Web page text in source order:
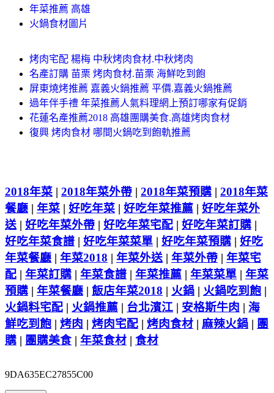
年菜推薦 高雄
火鍋食材圖片
烤肉宅配 楊梅 中秋烤肉食材.中秋烤肉
名產訂購 苗栗 烤肉食材.苗栗 海鮮吃到飽
屏東燒烤推薦 嘉義火鍋推薦 平價.嘉義火鍋推薦
過年伴手禮 年菜推薦人氣料理網上預訂哪家有促銷
花蓮名產推薦2018 高雄團購美食.高雄烤肉食材
復興 烤肉食材 哪間火鍋吃到飽軌推薦
2018年菜 | 2018年菜外帶 | 2018年菜預購 | 2018年菜
餐廳 | 年菜 | 好吃年菜 | 好吃年菜推薦 | 好吃年菜外
送 | 好吃年菜外帶 | 好吃年菜宅配 | 好吃年菜訂購 |
好吃年菜食譜 | 好吃年菜菜單 | 好吃年菜預購 | 好吃
年菜餐廳 | 年菜2018 | 年菜外送 | 年菜外帶 | 年菜宅
配 | 年菜訂購 | 年菜食譜 | 年菜推薦 | 年菜菜單 | 年菜
預購 | 年菜餐廳 | 飯店年菜2018 | 火鍋 | 火鍋吃到飽 |
火鍋料宅配 | 火鍋推薦 | 台北濱江 | 安格斯牛肉 | 海
鮮吃到飽 | 烤肉 | 烤肉宅配 | 烤肉食材 | 麻辣火鍋 | 團
購 | 團購美食 | 年菜食材 | 食材
9DA635EC27855C00